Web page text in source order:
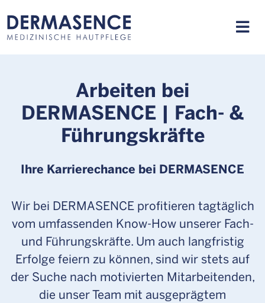
Arbeiten bei
DERMASENCE | Fach- &
Führungskräfte
Ihre Karrierechance bei DERMASENCE
Wir bei DERMASENCE profitieren tagtäglich
vom umfassenden Know-How unserer Fach-
und Führungskräfte. Um auch langfristig
Erfolge feiern zu können, sind wir stets auf
der Suche nach motivierten Mitarbeitenden,
die unser Team mit ausgeprägtem